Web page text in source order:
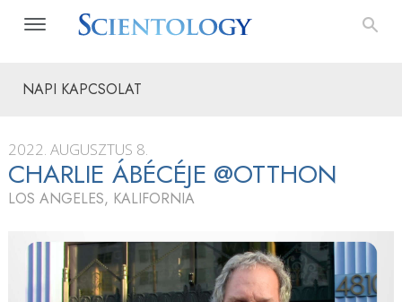
NAPI KAPCSOLAT
2022. AUGUSZTUS 8.
CHARLIE ÁBÉCÉJE @OTTHON
LOS ANGELES, KALIFORNIA